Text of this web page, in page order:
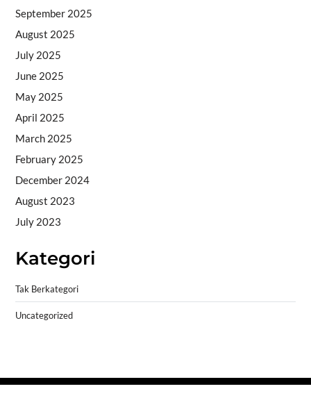
September 2025
August 2025
July 2025
June 2025
May 2025
April 2025
March 2025
February 2025
December 2024
August 2023
July 2023
Kategori
Tak Berkategori
Uncategorized